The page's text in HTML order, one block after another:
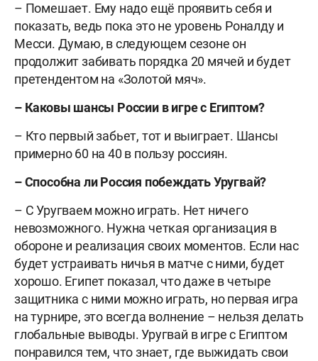
– Помешает. Ему надо ещё проявить себя и
показать, ведь пока это не уровень Роналду и
Месси. Думаю, в следующем сезоне он
продолжит забивать порядка 20 мячей и будет
претендентом на «Золотой мяч».
– Каковы шансы России в игре с Египтом?
– Кто первый забьет, тот и выиграет. Шансы
примерно 60 на 40 в пользу россиян.
– Способна ли Россия побеждать Уругвай?
– С Уругваем можно играть. Нет ничего
невозможного. Нужна четкая организация в
обороне и реализация своих моментов. Если нас
будет устраивать ничья в матче с ними, будет
хорошо. Египет показал, что даже в четыре
защитника с ними можно играть, но первая игра
на турнире, это всегда волнение – нельзя делать
глобальные выводы. Уругвай в игре с Египтом
понравился тем, что знает, где выжидать свои